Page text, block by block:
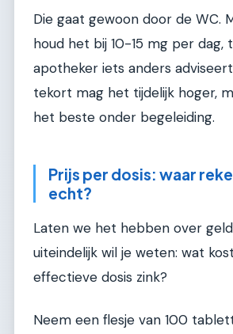
Die gaat gewoon door de WC.
houd het bij 10-15 mg per dag,
apotheker iets anders
tekort mag het tijdelijk hoger,
het beste onder begeleiding.
Prijs per dosis: waar
echt?
Laten we het hebben over
uiteindelijk wil je weten: wat
effectieve dosis zink?
Neem een flesje van 100